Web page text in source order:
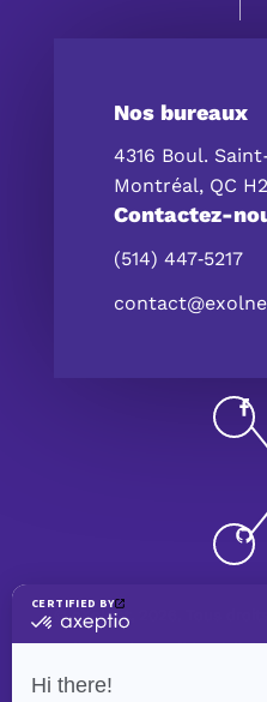
Nos bureaux
4316 Boul.
Montréal, QC
Contactez-
(514) 447‑5217
©eXolnet
Politique de confidentialité